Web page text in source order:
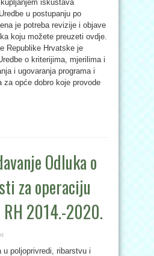
iskustava
u postupanju po
je potreba revizije i objave
koju možete preuzeti ovdje.
Republike Hrvatske je
o kriterijima, mjerilima i
i ugovaranja programa i
za opće dobro koje provode
Odluka o
za operaciju
RH 2014.-2020.
u poljoprivredi, ribarstvu i